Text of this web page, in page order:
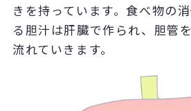
きを持っています。食べ物の
る胆汁は肝臓で作られ、胆管
流れていきます。